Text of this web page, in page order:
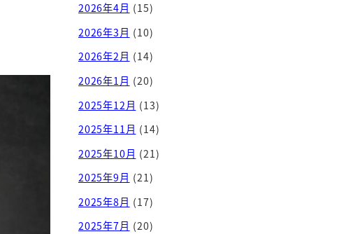
2026年4月 (15)
2026年3月 (10)
2026年2月 (14)
2026年1月 (20)
2025年12月 (13)
2025年11月 (14)
2025年10月 (21)
2025年9月 (21)
2025年8月 (17)
2025年7月 (20)